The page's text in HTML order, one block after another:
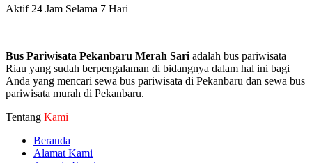
Aktif 24 Jam Selama 7 Hari
Bus Pariwisata Pekanbaru Merah Sari adalah bus pariwisata
Riau yang sudah berpengalaman di bidangnya dalam hal ini bagi
Anda yang mencari sewa bus pariwisata di Pekanbaru dan sewa bus
pariwisata murah di Pekanbaru.
Tentang Kami
Beranda
Alamat Kami